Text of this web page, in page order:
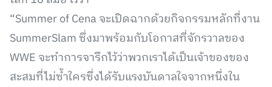
“Summer of Cena จะเปิดฉากด้วยกิจกรรมหลักที่งาน
SummerSlam ซึ่งมาพร้อมกับโอกาสที่จักรวาลของ
WWE จะทำการจารึกไว้ว่าพวกเราได้เป็นเจ้าของของ
สะสมที่ไม่ซ้ำใครซึ่งได้รับแรงบันดาลใจจากหนึ่งใน